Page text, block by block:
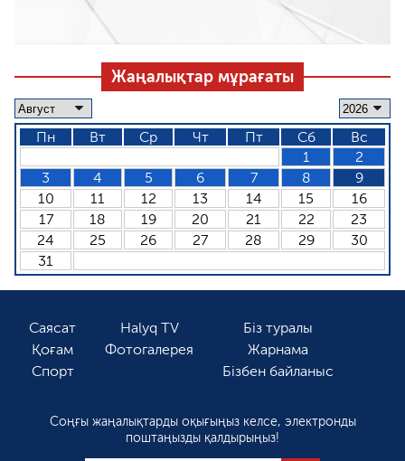
Жаңалықтар мұрағаты
Пн Вт Ср Чт Пт Сб
Вс
1
2
3
4 5 6 7 8
9
10
11 12 13 14 15
16
17
18 19 20 21 22
23
24
25 26 27 28 29
30
31
Саясат
Қоғам
Спорт
Halyq TV
Фотогалерея
Біз туралы
Жарнама
Бізбен байланыс
Соңғы жаңалықтарды оқығыңыз келсе, электронды
поштаңызды қалдырыңыз!